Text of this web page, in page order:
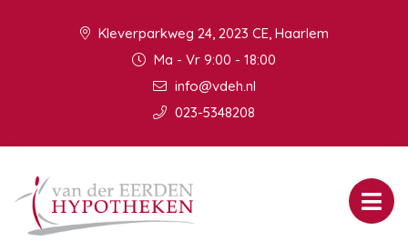
Kleverparkweg 24, 2023 CE, Haarlem
Ma - Vr 9:00 - 18:00
info@vdeh.nl
023-5348208